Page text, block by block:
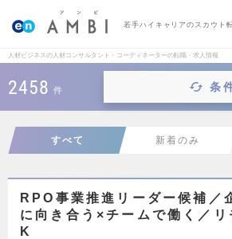
若手ハイキャリアのスカウト
人材ビジネスの人材コンサルタント・コーディネーターの転職・求人情報
2458 件 条
すべて 新着のみ
RPO事業推進リーダー候補／
に向き合う×チームで働く／リ
K